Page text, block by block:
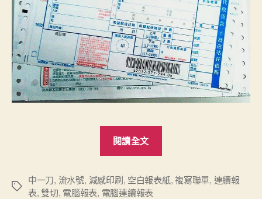
閱讀全文
電
標
中一刀, 流水號, 減感印刷, 空白報表紙,複寫聯單, 連續報
表,雙切, 電腦報表, 電腦連續報表